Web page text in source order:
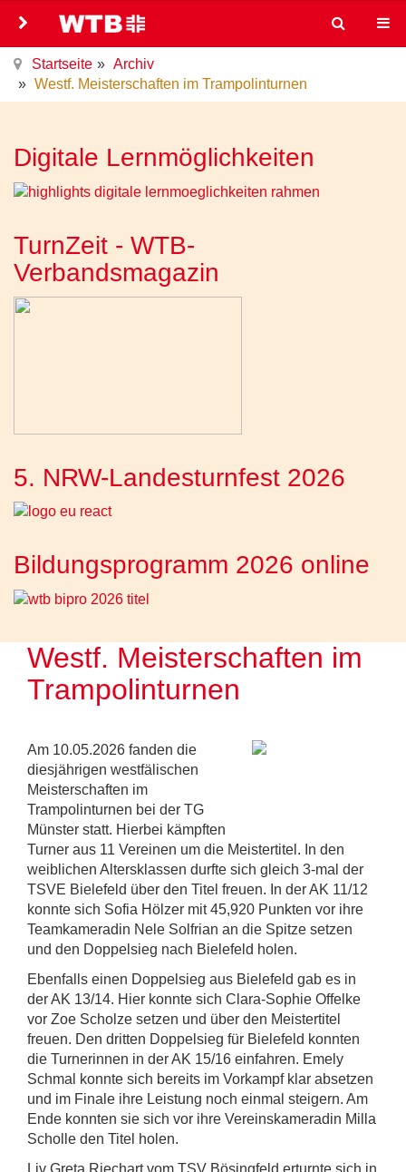
Startseite
Archiv
Westf. Meisterschaften im Trampolinturnen
Digitale Lernmöglichkeiten
TurnZeit - WTB-
Verbandsmagazin
5. NRW-Landesturnfest 2026
Bildungsprogramm 2026 online
Westf. Meisterschaften im
Trampolinturnen
Am 10.05.2026 fanden die
diesjährigen westfälischen
Meisterschaften im
Trampolinturnen bei der TG
Münster statt. Hierbei kämpften
Turner aus 11 Vereinen um die Meistertitel. In den
weiblichen Altersklassen durfte sich gleich 3-mal der
TSVE Bielefeld über den Titel freuen. In der AK 11/12
konnte sich Sofia Hölzer mit 45,920 Punkten vor ihre
Teamkameradin Nele Solfrian an die Spitze setzen
und den Doppelsieg nach Bielefeld holen.
Ebenfalls einen Doppelsieg aus Bielefeld gab es in
der AK 13/14. Hier konnte sich Clara-Sophie Offelke
vor Zoe Scholze setzen und über den Meistertitel
freuen. Den dritten Doppelsieg für Bielefeld konnten
die Turnerinnen in der AK 15/16 einfahren. Emely
Schmal konnte sich bereits im Vorkampf klar absetzen
und im Finale ihre Leistung noch einmal steigern. Am
Ende konnten sie sich vor ihre Vereinskameradin Milla
Scholle den Titel holen.
Liv Greta Riechart vom TSV Bösingfeld erturnte sich in